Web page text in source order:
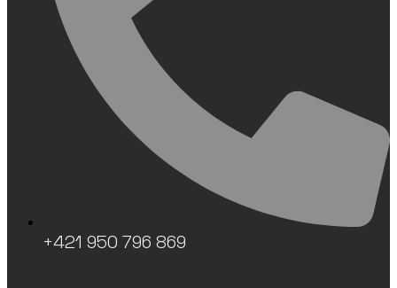
+421 950 796 869